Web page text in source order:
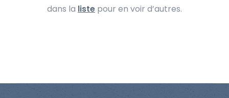
dans la liste pour en voir d’autres.